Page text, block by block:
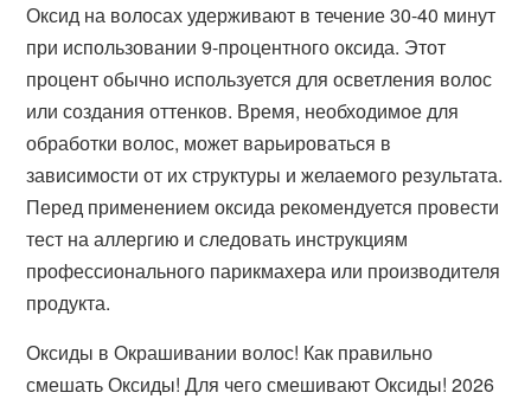
Оксид на волосах удерживают в течение 30-40 минут
при использовании 9-процентного оксида. Этот
процент обычно используется для осветления волос
или создания оттенков. Время, необходимое для
обработки волос, может варьироваться в
зависимости от их структуры и желаемого результата.
Перед применением оксида рекомендуется провести
тест на аллергию и следовать инструкциям
профессионального парикмахера или производителя
продукта.
Оксиды в Окрашивании волос! Как правильно
смешать Оксиды! Для чего смешивают Оксиды! 2026